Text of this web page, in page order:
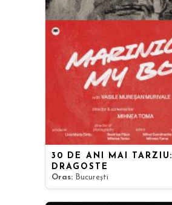
30 DE ANI MAI TÂRZIU:
DRAGOSTE
Oras: București